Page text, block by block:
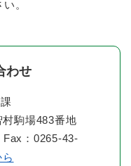
。
わせ
駒場483番地
：0265-43-